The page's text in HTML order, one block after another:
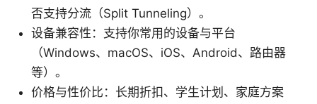
否支持分流（Split Tunneling）。
设备兼容性：支持你常用的设备与平台
（Windows、macOS、iOS、Android、路由器
等）。
价格与性价比：长期折扣、学生计划、家庭方案